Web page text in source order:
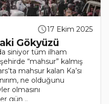
17 Ekim 2025
Gökyüzü
siniyor tüm ilham
“mahsur” kalmış
mahsur kalan Ka’sı
ne olduğunu
olmasını
gün ..